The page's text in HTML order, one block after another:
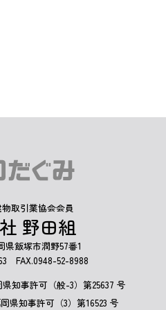
取引業協会会員
野田組
県飯塚市潤野57番1
FAX.0948-52-8988
知事許可（般-3）第25637 号
県知事許可（3）第16523 号